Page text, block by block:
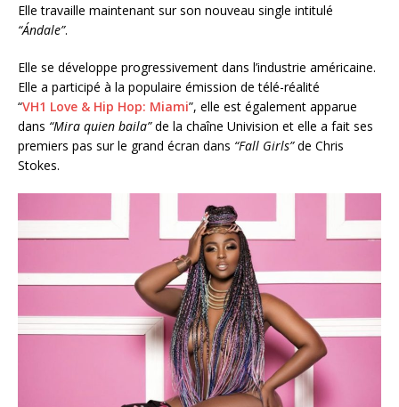
Elle travaille maintenant sur son nouveau single intitulé
“Ándale”.
Elle se développe progressivement dans l’industrie américaine.
Elle a participé à la populaire émission de télé-réalité
“VH1 Love & Hip Hop: Miami”, elle est également apparue
dans “Mira quien baila”de la chaîne Univision et elle a fait ses
premiers pas sur le grand écran dans “Fall Girls”de Chris
Stokes.